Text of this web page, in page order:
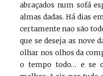
abraçados num sofá
almas dadas. Há dias
certamente nao são
que se deseja as nove
olhar nos olhos da
o tempo todo… e se